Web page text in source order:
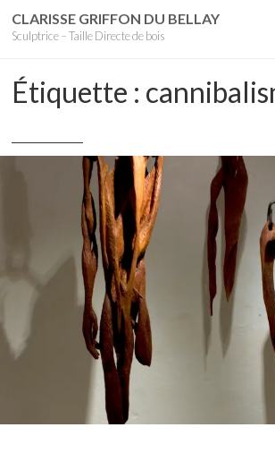
Skip
to
CLARISSE GRIFFON DU BELLAY
Sculptrice – Taille Directe de bois
Étiquette :